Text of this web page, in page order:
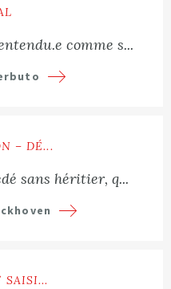
comme s...
– DÉ...
sans héritier, q...